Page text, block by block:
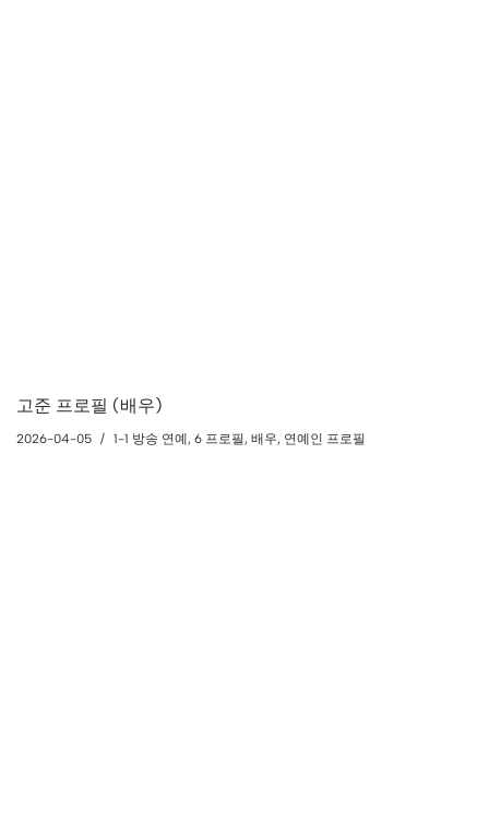
고준 프로필 (배우)
2026-04-05 1-1 방송 연예, 6 프로필, 배우, 연예인 프로필